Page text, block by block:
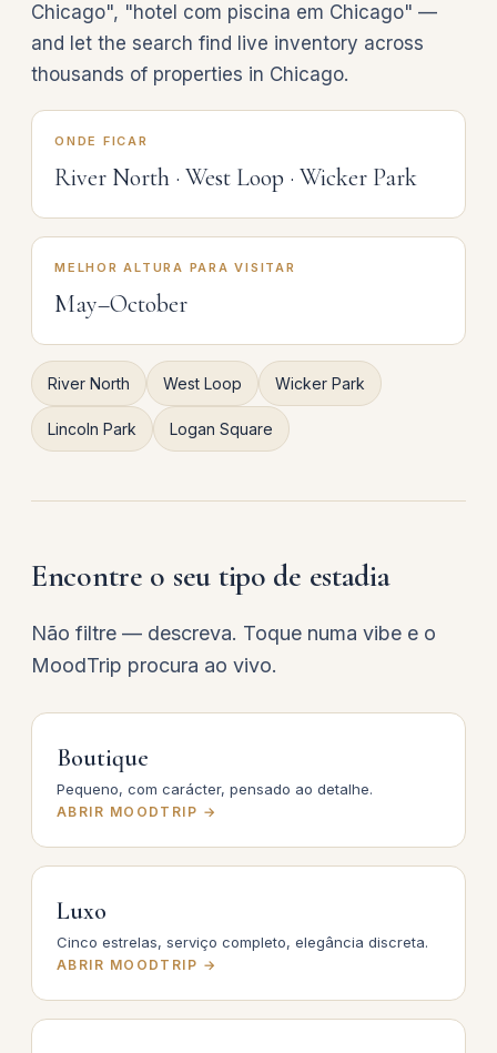
Chicago", "hotel com piscina em Chicago" —
and let the search find live inventory across
thousands of properties in Chicago.
ONDE FICAR
River North · West Loop · Wicker Park
MELHOR ALTURA PARA VISITAR
May–October
River North West Loop Wicker Park
Lincoln Park Logan Square
Encontre o seu tipo de estadia
Não filtre — descreva. Toque numa vibe e o
MoodTrip procura ao vivo.
Boutique
Pequeno, com carácter, pensado ao detalhe.
ABRIR MOODTRIP →
Luxo
Cinco estrelas, serviço completo, elegância discreta.
ABRIR MOODTRIP →